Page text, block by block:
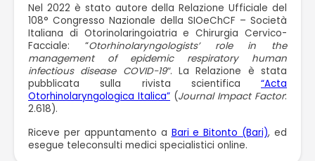
Nel 2022 è stato autore della Relazione Ufficiale del
108° Congresso Nazionale della SIOeChCF – Società
Italiana di Otorinolaringoiatria e Chirurgia Cervico-
Facciale: “Otorhinolaryngologists’ role in the
management of epidemic respiratory human
infectious disease COVID-19″. La Relazione è stata
pubblicata sulla rivista scientifica “Acta
Otorhinolaryngologica Italica” (Journal Impact Factor:
2.618).
Riceve per appuntamento a Bari e Bitonto (Bari), ed
esegue teleconsulti medici specialistici online.